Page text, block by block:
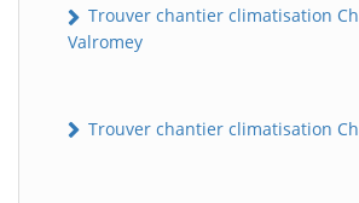
Trouver chantier climatisation
Valromey
Trouver chantier climatisation